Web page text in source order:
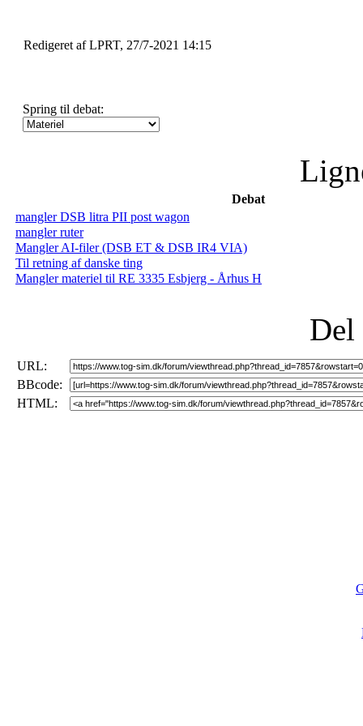
Redigeret af LPRT, 27/7-2021 14:15
Spring til debat:
Debat
mangler DSB litra PII post wagon
mangler ruter
Mangler AI-filer (DSB ET & DSB IR4 VIA)
Til retning af danske ting
Mangler materiel til RE 3335 Esbjerg - Århus H
Del
URL:
BBcode:
HTML: